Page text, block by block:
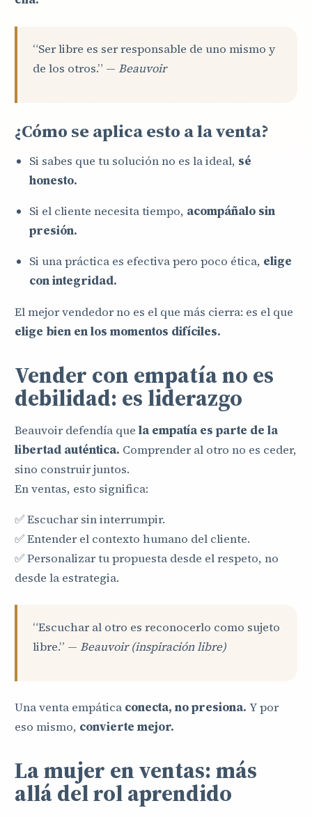
“Ser libre es ser responsable de uno mismo y
de los otros.” —Beauvoir
¿Cómo se aplica esto a la venta?
Si sabes que tu solución no es la ideal, sé
honesto.
Si el cliente necesita tiempo, acompáñalo sin
presión.
Si una práctica es efectiva pero poco ética, elige
con integridad.
El mejor vendedor no es el que más cierra: es el que
elige bien en los momentos difíciles.
Vender con empatía no es
debilidad: es liderazgo
Beauvoir defendía que la empatía es parte de la
libertad auténtica. Comprender al otro no es ceder,
sino construir juntos.
En ventas, esto significa:
✅ Escuchar sin interrumpir.
✅ Entender el contexto humano del cliente.
✅ Personalizar tu propuesta desde el respeto, no
desde la estrategia.
“Escuchar al otro es reconocerlo como sujeto
libre.” —Beauvoir (inspiración libre)
Una venta empática conecta, no presiona. Y por
eso mismo, convierte mejor.
La mujer en ventas: más
allá del rol aprendido